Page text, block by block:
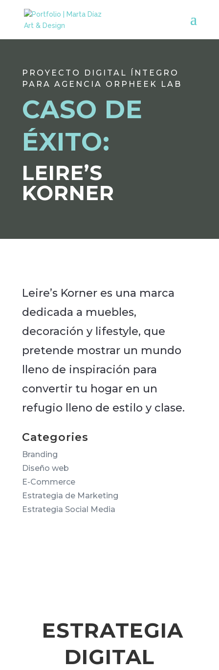
PROYECTO DIGITAL ÍNTEGRO
PARA AGENCIA ORPHEEK LAB
CASO DE
ÉXITO:
LEIRE’S
KORNER
Leire’s Korner es una marca
dedicada a muebles,
decoración y lifestyle, que
pretende mostrar un mundo
lleno de inspiración para
convertir tu hogar en un
refugio lleno de estilo y clase.
Categories
Branding
Diseño web
E-Commerce
Estrategia de Marketing
Estrategia Social Media
ESTRATEGIA
DIGITAL